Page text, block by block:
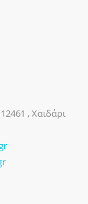
, Χαιδάρι